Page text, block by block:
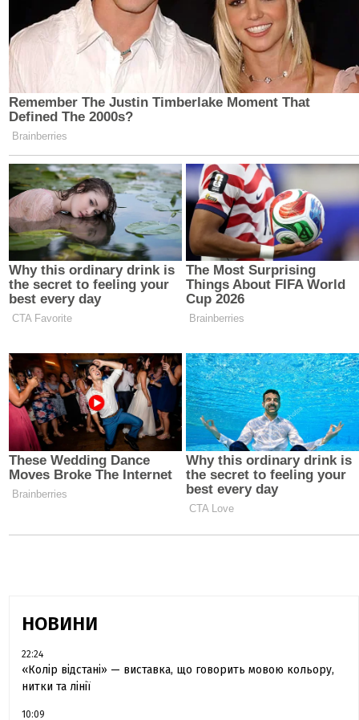
НОВИНИ
22:24
«Колір відстані» — виставка, що говорить мовою кольору,
нитки та лінії
10:09